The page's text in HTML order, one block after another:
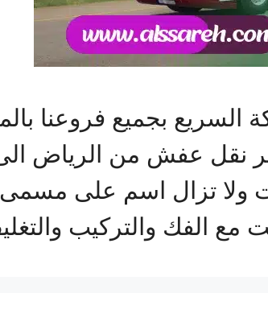
بجميع فروعنا
نقل عفش من الرياض
ولا تزال اسم على
الفك والتركيب